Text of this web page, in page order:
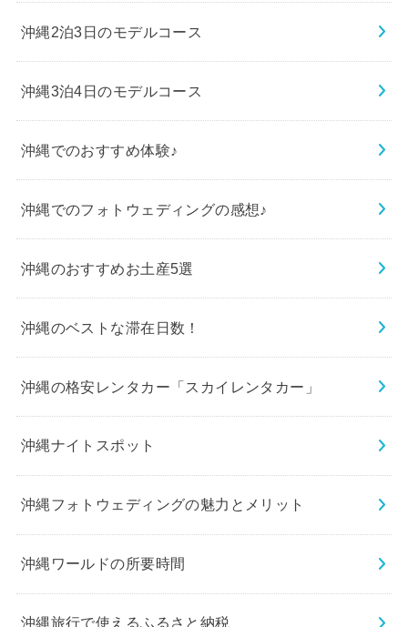
沖縄2泊3日のモデルコース
沖縄3泊4日のモデルコース
沖縄でのおすすめ体験♪
沖縄でのフォトウェディングの感想♪
沖縄のおすすめお土産5選
沖縄のベストな滞在日数！
沖縄の格安レンタカー「スカイレンタカー」
沖縄ナイトスポット
沖縄フォトウェディングの魅力とメリット
沖縄ワールドの所要時間
沖縄旅行で使えるふるさと納税